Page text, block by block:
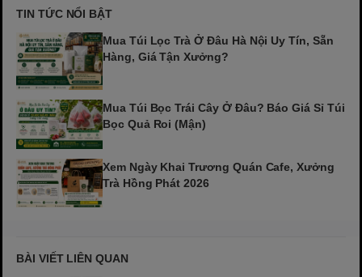
TIN TỨC NỔI BẬT
Mua Túi Lọc Trà Ở Đâu Hà Nội Uy Tín, Sẵn
Hàng, Giá Tận Xưởng?
Mua Túi Bọc Trái Cây Ở Đâu? Báo Giá Sỉ Túi
Bọc Quả Roi (Mận)
Xem Ngày Khai Trương Quán Cafe, Xưởng
Trà Hồng Phát 2026
BÀI VIẾT LIÊN QUAN